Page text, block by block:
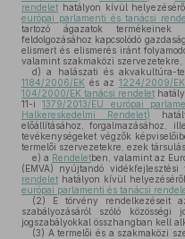
rendelet hatályon kívül
európai parlamenti és tanácsi
tartozó ágazatok termékeinek
feldolgozásához kapcsolódó
elismert és elismerés iránt
valamint szakmaközi szervezetekre,
d) a halászati és akvakultúra-
1184/2006/EK és az 1224/2009/
104/2000/EK tanácsi rendelet
11-i1379/2013/EU európai
Halkereskedelmi Rendelet)
előállításához, forgalmazásához,
tevékenységeket végzők
termelői szervezetekre, ezek
e) a Rendeletben, valamint az
(EMVA) nyújtandó vidékfejlesztési
rendelet hatályon kívül
európai parlamenti és tanácsi
(2) E törvény rendelkezéseit
szabályozásáról szóló
jogszabályokkal összhangban kell
(3) A termelői és a szakmaközi